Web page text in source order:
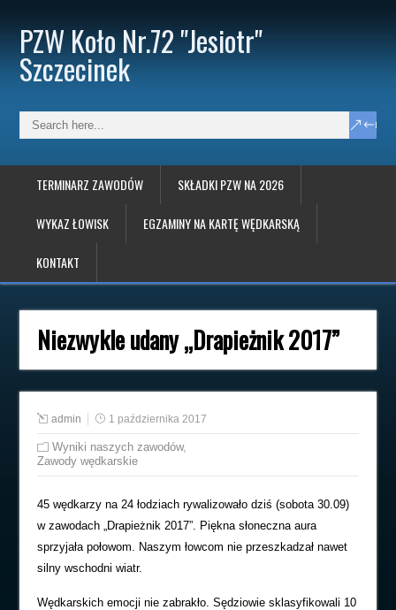
PZW Koło Nr.72 "Jesiotr"
Szczecinek
TERMINARZ ZAWODÓW SKŁADKI PZW NA 2026
WYKAZ ŁOWISK EGZAMINY NA KARTĘ WĘDKARSKĄ
KONTAKT
Niezwykle udany „Drapieżnik 2017”
admin 1 października 2017
Wyniki naszych zawodów,
Zawody wędkarskie
45 wędkarzy na 24 łodziach rywalizowało dziś (sobota 30.09)
w zawodach „Drapieżnik 2017”. Piękna słoneczna aura
sprzyjała połowom. Naszym łowcom nie przeszkadzał nawet
silny wschodni wiatr.
Wędkarskich emocji nie zabrakło. Sędziowie sklasyfikowali 10